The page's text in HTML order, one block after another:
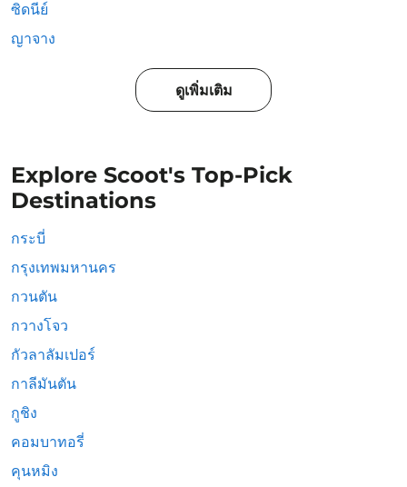
ซิดนีย์
ญาจาง
ดูเพิ่มเติม
Explore Scoot's Top-Pick
Destinations
กระบี่
กรุงเทพมหานคร
กวนตัน
กวางโจว
กัวลาลัมเปอร์
กาลีมันตัน
กูชิง
คอมบาทอรี่
คุนหมิง